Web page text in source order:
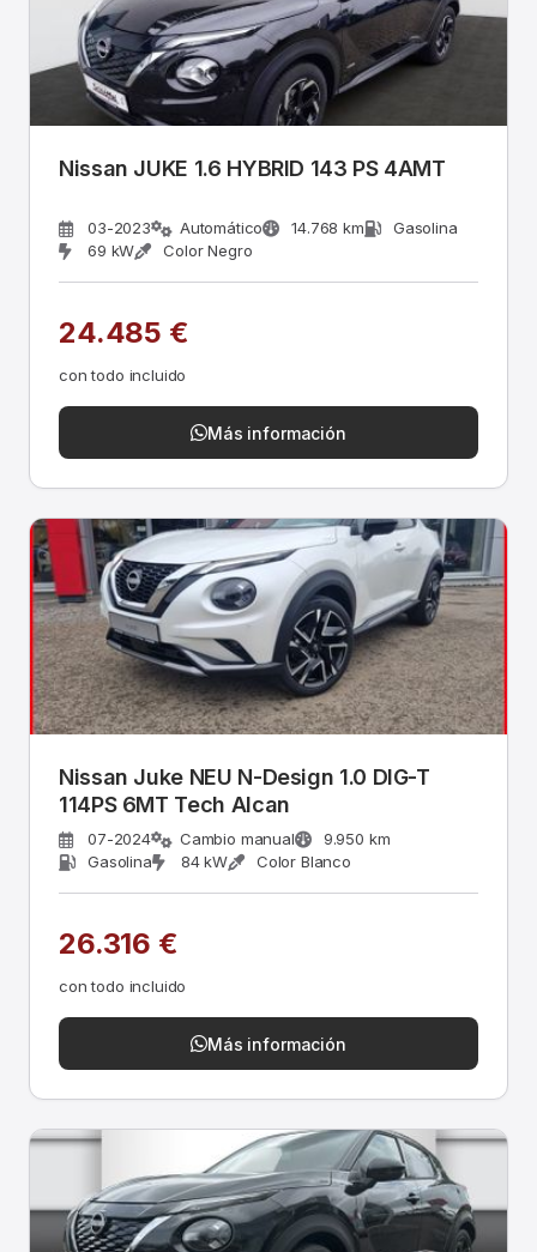
Nissan JUKE 1.6 HYBRID 143 PS 4AMT
03-2023 Automático 14.768 km
Gasolina
69 kW
Color Negro
24.485 €
con todo incluido
Más información
Nissan Juke NEU N-Design 1.0 DIG-T
114PS 6MT Tech Alcan
07-2024 Cambio manual
9.950 km
Gasolina
84 kW Color Blanco
26.316 €
con todo incluido
Más información